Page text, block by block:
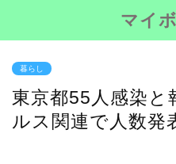
マイ
暮らし
東京都55人感染と
ルス関連で人数発